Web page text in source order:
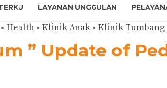
LAYANAN UNGGULAN
Health Klinik Anak Klinik Tumbang
” Update of